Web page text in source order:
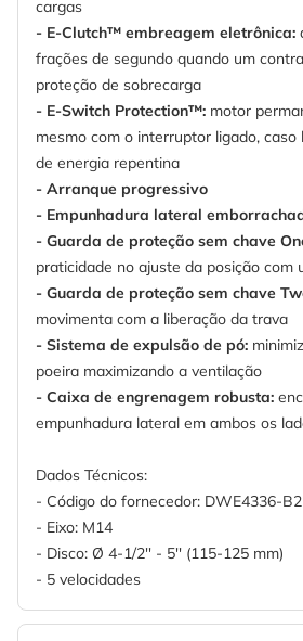
cargas
- E-Clutch™ embreagem eletrônica:
frações de segundo quando um
proteção de sobrecarga
- E-Switch Protection™: motor
mesmo com o interruptor ligado,
de energia repentina
- Arranque progressivo
- Empunhadura lateral
- Guarda de proteção sem chave
praticidade no ajuste da posição com
- Guarda de proteção sem chave
movimenta com a liberação da trava
- Sistema de expulsão de pó:
poeira maximizando a ventilação
- Caixa de engrenagem robusta:
empunhadura lateral em ambos os
Dados Técnicos:
- Código do fornecedor: DWE4336-B2
- Eixo: M14
- Disco: Ø 4-1/2'' - 5'' (115-125 mm)
- 5 velocidades